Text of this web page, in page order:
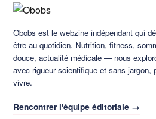
Obobs est le webzine indépendant qui
être au quotidien. Nutrition, fitness,
douce, actualité médicale — nous
avec rigueur scientifique et sans jargon,
vivre.
Rencontrer l'équipe éditoriale →